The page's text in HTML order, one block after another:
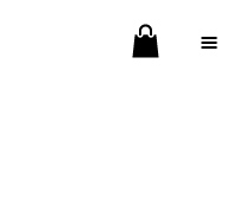
Toggle Menu